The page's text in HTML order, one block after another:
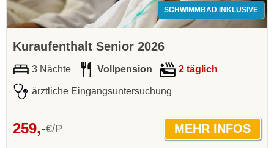
SCHWIMMBAD INKLUSIVE
Kuraufenthalt Senior 2026
3 Nächte Vollpension 2 täglich
ärztliche Eingangsuntersuchung
259,-€/P